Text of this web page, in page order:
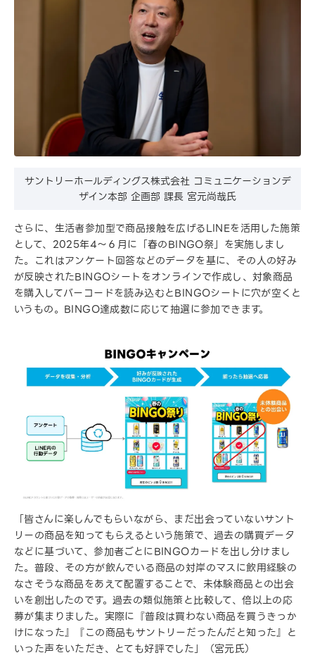
サントリーホールディングス株式会社 コミュニケーションデ
ザイン本部 企画部 課長 宮元尚哉氏
さらに、生活者参加型で商品接触を広げるLINEを活用した施策
として、2025年4～６月に「春のBINGO祭」を実施しまし
た。これはアンケート回答などのデータを基に、その人の好み
が反映されたBINGOシートをオンラインで作成し、対象商品
を購入してバーコードを読み込むとBINGOシートに穴が空くと
いうもの。BINGO達成数に応じて抽選に参加できます。
「皆さんに楽しんでもらいながら、まだ出会っていないサント
リーの商品を知ってもらえるという施策で、過去の購買データ
などに基づいて、参加者ごとにBINGOカードを出し分けまし
た。普段、その方が飲んでいる商品の対岸のマスに飲用経験の
なさそうな商品をあえて配置することで、未体験商品との出会
いを創出したのです。過去の類似施策と比較して、倍以上の応
募が集まりました。実際に『普段は買わない商品を買うきっか
けになった』『この商品もサントリーだったんだと知った』と
いった声をいただき、とても好評でした」（宮元氏）